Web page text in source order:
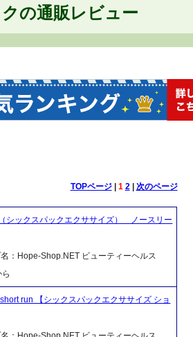
の通販レビュー
TOPページ| 1 2| 次のページ
シックスパックエクササイズ） ノースリー
：Hope-Shop.NET ビューティーヘルス
run 【シックスパックエクササイズ ショ